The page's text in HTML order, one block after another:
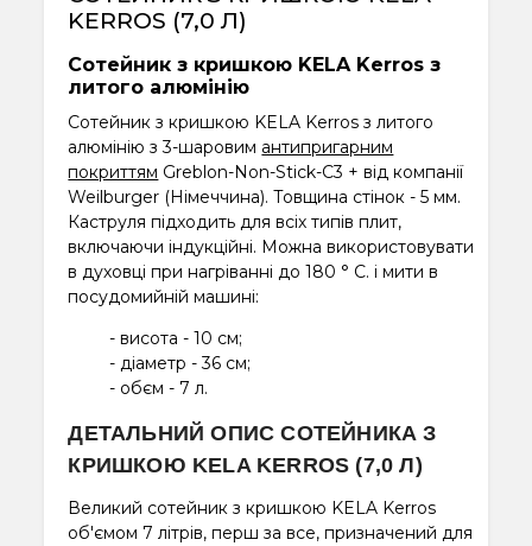
KERROS (7,0 Л)
Сотейник з кришкою KELA Kerros з
литого алюмінію
Сотейник з кришкою KELA Kerros з литого
алюмінію з 3-шаровим антипригарним
покриттям Greblon-Non-Stick-C3 + від компанії
Weilburger (Німеччина). Товщина стінок - 5 мм.
Каструля підходить для всіх типів плит,
включаючи індукційні. Можна використовувати
в духовці при нагріванні до 180 ° С. і мити в
посудомийній машині:
- висота - 10 см;
- діаметр - 36 см;
- обєм - 7 л.
ДЕТАЛЬНИЙ ОПИС СОТЕЙНИКА З
КРИШКОЮ KELA KERROS (7,0 Л)
Великий сотейник з кришкою KELA Kerros
об'ємом 7 літрів, перш за все, призначений для